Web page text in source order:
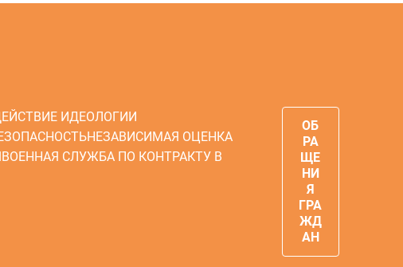
ИДЕОЛОГИИ
НЕЗАВИСИМАЯ ОЦЕНКА
ВОЕННАЯ СЛУЖБА ПО КОНТРАКТУ В
ОБ
РА
ЩЕ
НИ
Я
ГРА
ЖД
АН